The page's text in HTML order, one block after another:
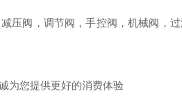
压阀，调节阀，手控阀，机械阀，
为您提供更好的消费体验